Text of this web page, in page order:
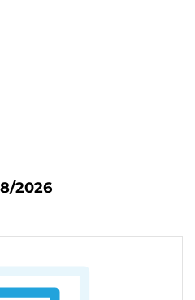
2026